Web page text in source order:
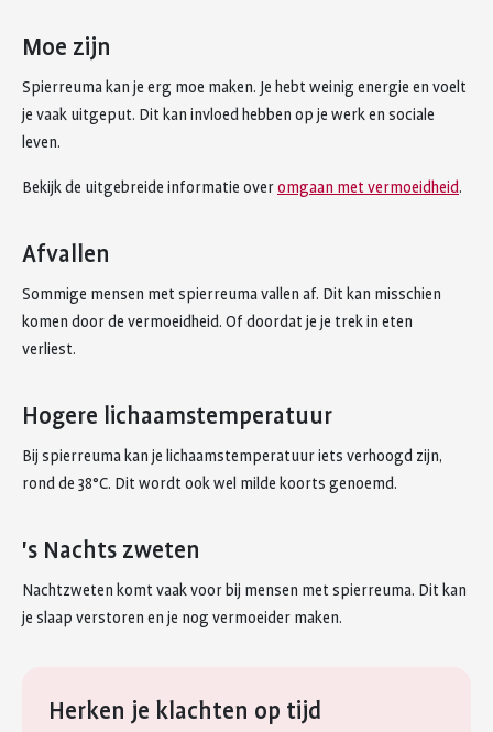
Moe zijn
Spierreuma kan je erg moe maken. Je hebt weinig energie en voelt
je vaak uitgeput. Dit kan invloed hebben op je werk en sociale
leven.
Bekijk de uitgebreide informatie overomgaan met vermoeidheid.
Afvallen
Sommige mensen met spierreuma vallen af. Dit kan misschien
komen door de vermoeidheid. Of doordat je je trek in eten
verliest.
Hogere lichaamstemperatuur
Bij spierreuma kan je lichaamstemperatuur iets verhoogd zijn,
rond de 38°C. Dit wordt ook wel milde koorts genoemd.
's Nachts zweten
Nachtzweten komt vaak voor bij mensen met spierreuma. Dit kan
je slaap verstoren en je nog vermoeider maken.
Herken je klachten op tijd